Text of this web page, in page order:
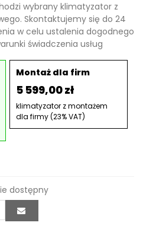
wybrany klimatyzator z
Skontaktujemy się do 24
w celu ustalenia dogodnego
świadczenia usług
Montaż dla firm
5 599,00 zł
klimatyzator z montażem
dla firmy (23% VAT)
dostępny